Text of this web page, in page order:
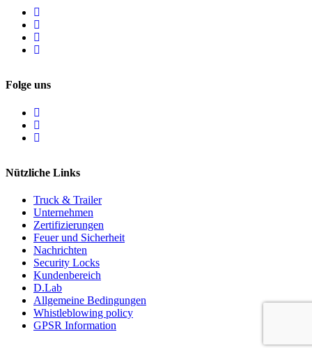
Folge uns
Nützliche Links
Truck & Trailer
Unternehmen
Zertifizierungen
Feuer und Sicherheit
Nachrichten
Security Locks
Kundenbereich
D.Lab
Allgemeine Bedingungen
Whistleblowing policy
GPSR Information